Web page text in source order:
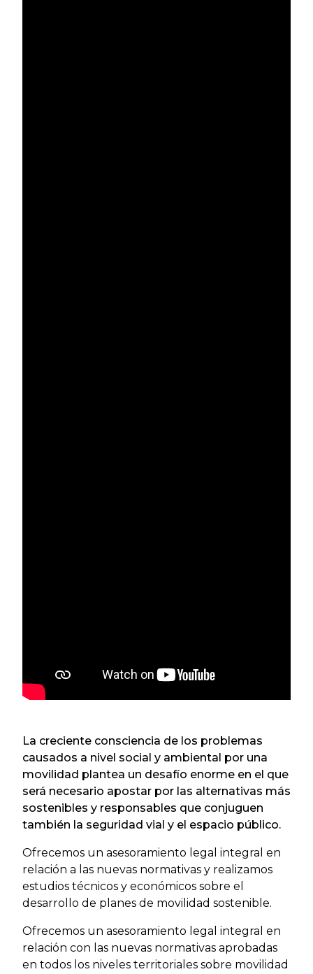
La creciente consciencia de los problemas
causados a nivel social y ambiental por una
movilidad plantea un desafío enorme en el que
será necesario apostar por las alternativas más
sostenibles y responsables que conjuguen
también la seguridad vial y el espacio público.
Ofrecemos un asesoramiento legal integral en
relación a las nuevas normativas y realizamos
estudios técnicos y económicos sobre el
desarrollo de planes de movilidad sostenible.
Ofrecemos un asesoramiento legal integral en
relación con las nuevas normativas aprobadas
en todos los niveles territoriales sobre movilidad